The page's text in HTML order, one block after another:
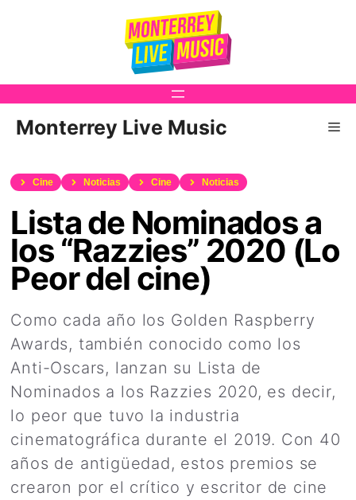
Monterrey Live Music
Cine Noticias Cine Noticias
Lista de Nominados a
los “Razzies” 2020 (Lo
Peor del cine)
Como cada año los Golden Raspberry
Awards, también conocido como los
Anti-Oscars, lanzan su Lista de
Nominados a los Razzies 2020, es decir,
lo peor que tuvo la industria
cinematográfica durante el 2019. Con 40
años de antigüedad, estos premios se
crearon por el crítico y escritor de cine